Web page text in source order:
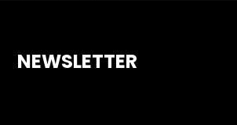
NEWSLETTER